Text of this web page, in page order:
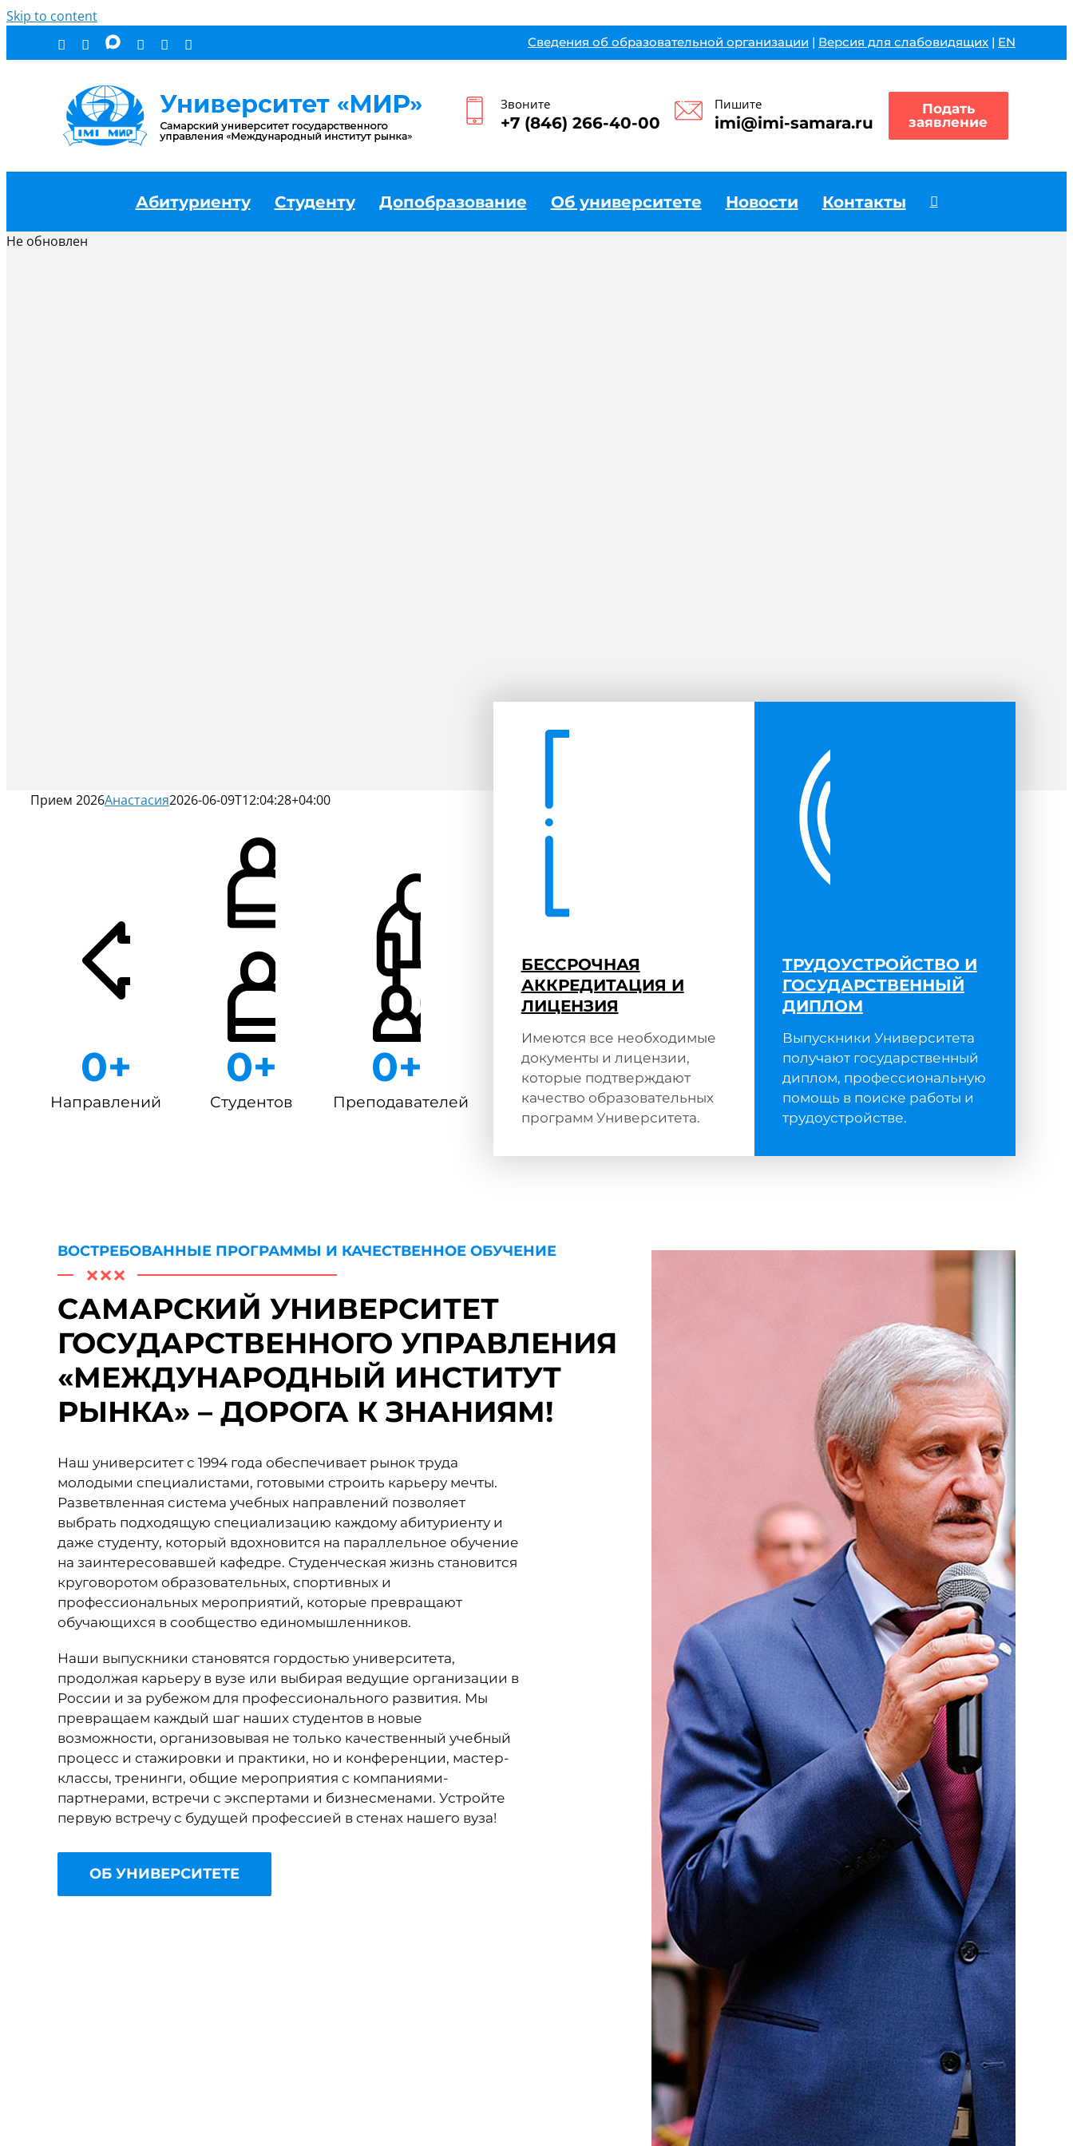
Skip to content
Сведения об образовательной организации | Версия для слабовидящих | EN
Звоните
+7 (846) 266-40-00
Пишите
imi@imi-samara.ru
Подать
заявление
Абитуриенту Студенту Допобразование Об университете Новости Контакты
Не обновлен
Прием 2026Анастасия2026-06-09T12:04:28+04:00
0+
Направлений
0+
Студентов
0+
Преподавателей
БЕССРОЧНАЯ
АККРЕДИТАЦИЯ И
ЛИЦЕНЗИЯ
Имеются все необходимые
документы и лицензии,
которые подтверждают
качество образовательных
программ Университета.
ТРУДОУСТРОЙСТВО И
ГОСУДАРСТВЕННЫЙ
ДИПЛОМ
Выпускники Университета
получают государственный
диплом, профессиональную
помощь в поиске работы и
трудоустройстве.
ВОСТРЕБОВАННЫЕ ПРОГРАММЫ И КАЧЕСТВЕННОЕ ОБУЧЕНИЕ
САМАРСКИЙ УНИВЕРСИТЕТ
ГОСУДАРСТВЕННОГО УПРАВЛЕНИЯ
«МЕЖДУНАРОДНЫЙ ИНСТИТУТ
РЫНКА» – ДОРОГА К ЗНАНИЯМ!
Наш университет с 1994 года обеспечивает рынок труда
молодыми специалистами, готовыми строить карьеру мечты.
Разветвленная система учебных направлений позволяет
выбрать подходящую специализацию каждому абитуриенту и
даже студенту, который вдохновится на параллельное обучение
на заинтересовавшей кафедре. Студенческая жизнь становится
круговоротом образовательных, спортивных и
профессиональных мероприятий, которые превращают
обучающихся в сообщество единомышленников.
Наши выпускники становятся гордостью университета,
продолжая карьеру в вузе или выбирая ведущие организации в
России и за рубежом для профессионального развития. Мы
превращаем каждый шаг наших студентов в новые
возможности, организовывая не только качественный учебный
процесс и стажировки и практики, но и конференции, мастер-
классы, тренинги, общие мероприятия с компаниями-
партнерами, встречи с экспертами и бизнесменами. Устройте
первую встречу с будущей профессией в стенах нашего вуза!
ОБ УНИВЕРСИТЕТЕ